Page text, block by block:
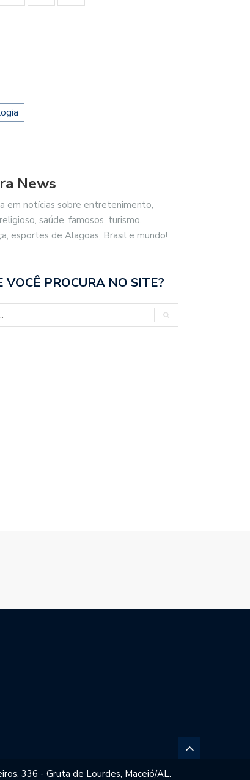
News
em notícias sobre entretenimento,
saúde, famosos, turismo,
esportes de Alagoas, Brasil e mundo!
VOCÊ PROCURA NO SITE?
336 - Gruta de Lourdes, Maceió/AL.